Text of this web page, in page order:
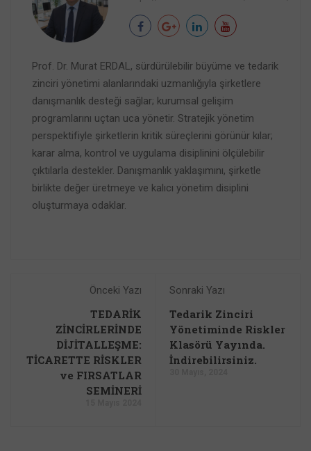
Prof. Dr. Murat ERDAL, sürdürülebilir büyüme ve tedarik
zinciri yönetimi alanlarındaki uzmanlığıyla şirketlere
danışmanlık desteği sağlar; kurumsal gelişim
programlarını uçtan uca yönetir. Stratejik yönetim
perspektifiyle şirketlerin kritik süreçlerini görünür kılar;
karar alma, kontrol ve uygulama disiplinini ölçülebilir
çıktılarla destekler. Danışmanlık yaklaşımını, şirketle
birlikte değer üretmeye ve kalıcı yönetim disiplini
oluşturmaya odaklar.
Önceki Yazı
TEDARİK
ZİNCİRLERİNDE
DİJİTALLEŞME:
TİCARETTE RİSKLER
ve FIRSATLAR
SEMİNERİ
Sonraki Yazı
Tedarik Zinciri
Yönetiminde Riskler
Klasörü Yayında.
İndirebilirsiniz.